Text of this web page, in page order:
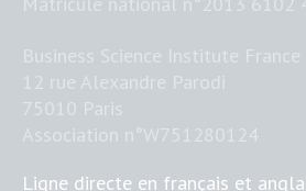
Ligne directe en français et